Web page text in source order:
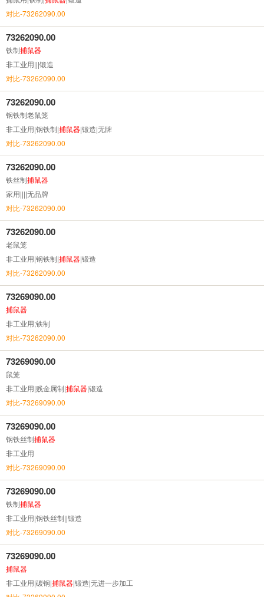
对比-73262090.00
73262090.00
铁制捕鼠器
非工业用|||锻造
对比-73262090.00
73262090.00
钢铁制老鼠笼
非工业用|钢铁制|捕鼠器|锻造|无牌
对比-73262090.00
73262090.00
铁丝制捕鼠器
家用||||无品牌
对比-73262090.00
73262090.00
老鼠笼
非工业用|钢铁制|捕鼠器|锻造
对比-73262090.00
73269090.00
捕鼠器
非工业用;铁制
对比-73262090.00
73269090.00
鼠笼
非工业用|贱金属制|捕鼠器|锻造
对比-73269090.00
73269090.00
钢铁丝制捕鼠器
非工业用
对比-73269090.00
73269090.00
铁制捕鼠器
非工业用|钢铁丝制||锻造
对比-73269090.00
73269090.00
捕鼠器
非工业用|碳钢|捕鼠器|锻造|无进一步加工